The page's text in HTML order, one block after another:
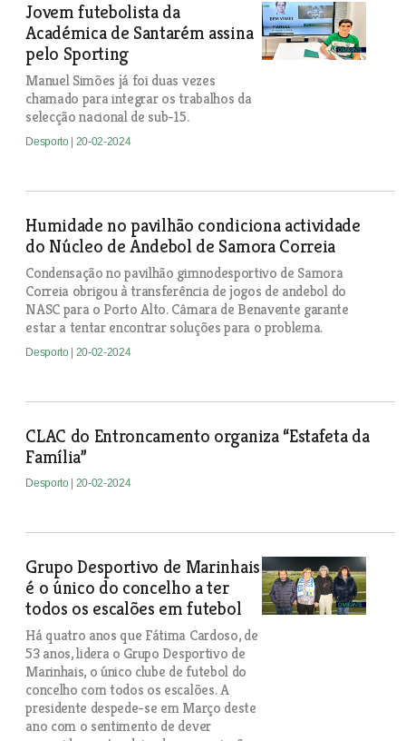
Jovem futebolista da
Académica de Santarém assina
pelo Sporting
Manuel Simões já foi duas vezes
chamado para integrar os trabalhos da
selecção nacional de sub-15.
Desporto | 20-02-2024
Humidade no pavilhão condiciona actividade
do Núcleo de Andebol de Samora Correia
Condensação no pavilhão gimnodesportivo de Samora
Correia obrigou à transferência de jogos de andebol do
NASC para o Porto Alto. Câmara de Benavente garante
estar a tentar encontrar soluções para o problema.
Desporto | 20-02-2024
CLAC do Entroncamento organiza “Estafeta da
Família”
Desporto | 20-02-2024
Grupo Desportivo de Marinhais
é o único do concelho a ter
todos os escalões em futebol
Há quatro anos que Fátima Cardoso, de
53 anos, lidera o Grupo Desportivo de
Marinhais, o único clube de futebol do
concelho com todos os escalões. A
presidente despede-se em Março deste
ano com o sentimento de dever